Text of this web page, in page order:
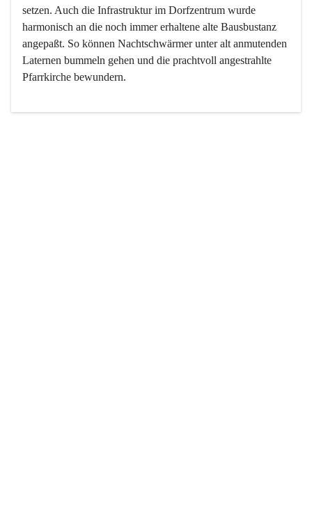
setzen. Auch die Infrastruktur im Dorfzentrum wurde
harmonisch an die noch immer erhaltene alte Bausbustanz
angepaßt. So können Nachtschwärmer unter alt anmutenden
Laternen bummeln gehen und die prachtvoll angestrahlte
Pfarrkirche bewundern.
Der Weinbau dominert heute nicht mehr, ist aber integrativer